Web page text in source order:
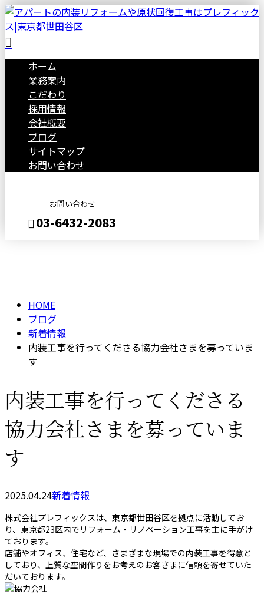
ホーム
業務案内
こだわり
採用情報
会社概要
ブログ
サイトマップ
お問い合わせ
お問い合わせ
03-6432-2083
HOME
ブログ
新着情報
内装工事を行ってくださる協力会社さまを募っていま
す
内装工事を行ってくださる
協力会社さまを募っていま
す
2025.04.24新着情報
株式会社プレフィックスは、東京都世田谷区を拠点に活動してお
り、東京都23区内でリフォーム・リノベーション工事を主に手がけ
ております。
店舗やオフィス、住宅など、さまざまな現場での内装工事を得意と
しており、上質な空間作りをお考えのお客さまに信頼を寄せていた
だいております。